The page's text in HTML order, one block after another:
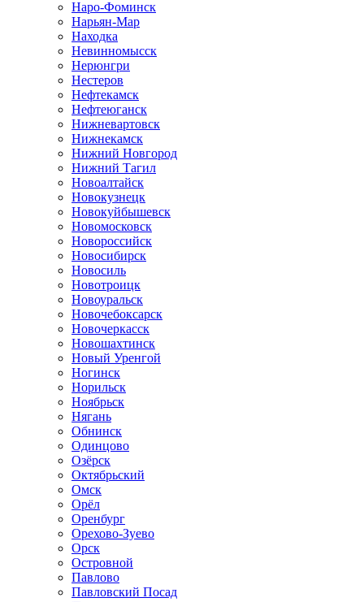
Наро-Фоминск
Нарьян-Мар
Находка
Невинномысск
Нерюнгри
Нестеров
Нефтекамск
Нефтеюганск
Нижневартовск
Нижнекамск
Нижний Новгород
Нижний Тагил
Новоалтайск
Новокузнецк
Новокуйбышевск
Новомосковск
Новороссийск
Новосибирск
Новосиль
Новотроицк
Новоуральск
Новочебоксарск
Новочеркасск
Новошахтинск
Новый Уренгой
Ногинск
Норильск
Ноябрьск
Нягань
Обнинск
Одинцово
Озёрск
Октябрьский
Омск
Орёл
Оренбург
Орехово-Зуево
Орск
Островной
Павлово
Павловский Посад